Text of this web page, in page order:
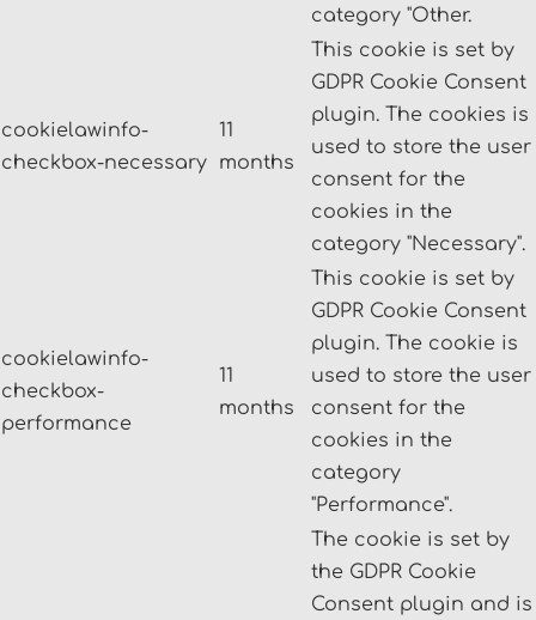
category "Other.
cookielawinfo-
checkbox-necessary
11
months
This cookie is set by
GDPR Cookie Consent
plugin. The cookies is
used to store the user
consent for the
cookies in the
category "Necessary".
cookielawinfo-
checkbox-
performance
11
months
This cookie is set by
GDPR Cookie Consent
plugin. The cookie is
used to store the user
consent for the
cookies in the
category
"Performance".
The cookie is set by
the GDPR Cookie
Consent plugin and is